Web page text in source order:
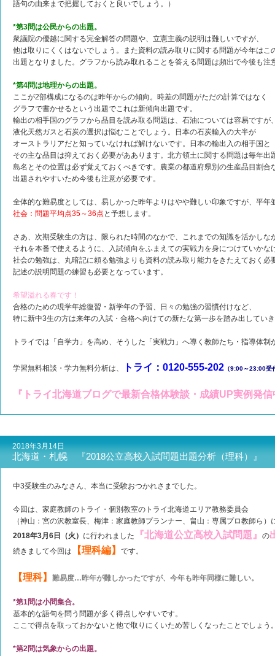
語句の由来まで把握しておくと良いでしょう。）
*第3問は公民からの出題。
衆議院の優越に関する完全解答の問題や、立憲主義の説明は難しいですが、
他は取りにくくはないでしょう。また資料の読み取りに関する問題が今年はこ
出題となりました。グラフから読み取れることを答える問題は頻出で今後も注
*第4問は地理からの出題。
ここが2部構成になるのは昨年からの傾向。時差の問題がただの計算ではなく
グラフで書かせるという出題でこれは新傾向出題です。
輸出の相手国のグラフから品目を読み取る問題は、石油については容易ですが
液化天然ガスと石炭の選択は悩むことでしょう。日本の石炭輸入の大半が
オーストラリアだと知っていなければ解けないです。日本の輸出入の相手国と
その主な品目は抑えておく必要がああります。北方領土に関する問題は毎年出
島名とその位置は必ず覚えておくべきです。農業の都道府県別の生産品目割合
出題されやすいため今後も注意が必要です。
全体的な難易度としては、易しかった昨年よりはやや難しい印象ですが、平年
社会：問題平均点35～36点 と予想します。
さあ、次期受験生の方は、限られた時間のなかで、これまでの知識を活かしな
それを本番で使えるように、入試傾向をふまえての実戦力を身につけていかな
社会の勉強は、丸暗記に頼る勉強よりも資料の読み取り能力をきたえておく必
記述の説明問題の練習も必要となっています。
希望溢れる春です！
合格のための現学年総復習・新学年の予習、日々の勉強の習慣付けなど、
特に新中3生の方は来年の入試・合格へ向けての新たな第一歩を踏み出してい
トライでは「自学力」を高め、そうした「実戦力」へ導く教師たち・指導体制
学習無料相談・学力無料分析は、 トライ：0120-555-202 （9:00～23:00受
『トライ北海道ブログで最新合格体験談・成績UP実例発
2018年3月14日
北海道・札幌 『2018公立高校入試問題出題分析（理科）』
中3受験生のみなさん、本当に受験おつかれさまでした。
今回は、家庭教師のトライ・個別教室のトライ北海道エリア教務委員会
（神山：宮の沢教室長、梅津：家庭教師プランナー、畠山：専属プロ教師ら）
2018年3月6日（火） に行われました 『北海道公立高校入試問題』 の
続きまして今回は 【理科編】 です。
【理科】 難易度…昨年が難しかったですが、今年も昨年同様に難しい。
*第1問は小問集合。
基本的な語句を問う問題が多く得点しやすいです。
ここで得点を取っておかないと他で取りにくいため苦しくなったことでしょう
*第2問は気象からの出題。